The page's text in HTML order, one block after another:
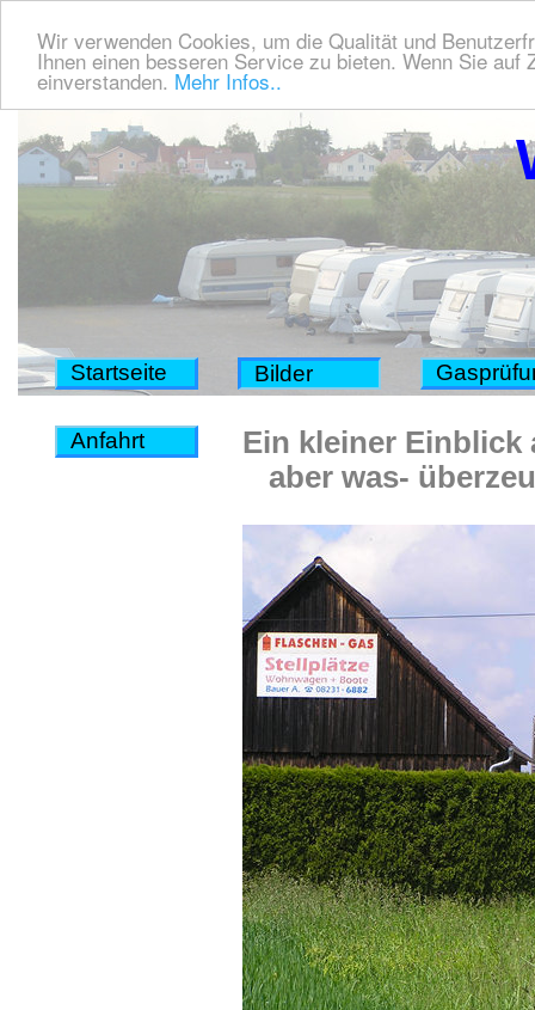
Wir verwenden Cookies, um die Qualität und
Ihnen einen besseren Service zu bieten. Wenn Sie
einverstanden. Mehr Infos..
Startseite Bilder
Anfahrt
Ein kleiner Einblick
aber was-